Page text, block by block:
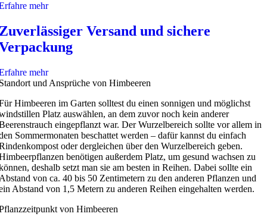
mehr
Versand und sichere
mehr
und Ansprüche von Himbeeren
Himbeeren im Garten solltest du einen sonnigen und möglichst
Platz auswählen, an dem zuvor noch kein anderer
eingepflanzt war. Der Wurzelbereich sollte vor allem in
Sommermonaten beschattet werden – dafür kannst du einfach
oder dergleichen über den Wurzelbereich geben.
benötigen außerdem Platz, um gesund wachsen zu
deshalb setzt man sie am besten in Reihen. Dabei sollte ein
von ca. 40 bis 50 Zentimetern zu den anderen Pflanzen und
Abstand von 1,5 Metern zu anderen Reihen eingehalten werden.
von Himbeeren